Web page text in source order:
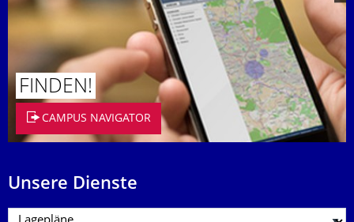
FINDEN!
CAMPUS NAVIGATOR
Unsere Dienste